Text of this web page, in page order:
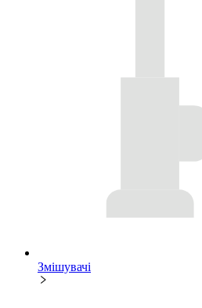
Змішувачі